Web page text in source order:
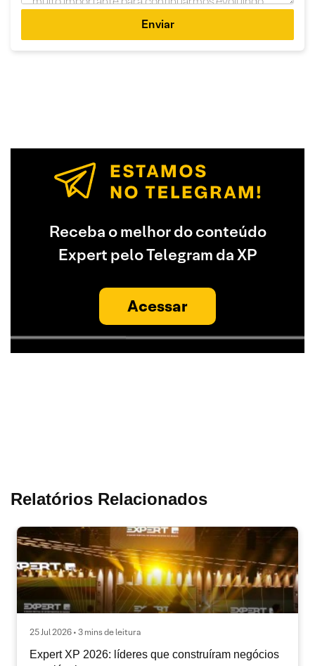
Enviar
Receba o melhor do conteúdo
Expert pelo Telegram da XP
Acessar
Relatórios Relacionados
25 Jul 2026 • 3 mins de leitura
Expert XP 2026: líderes que construíram negócios